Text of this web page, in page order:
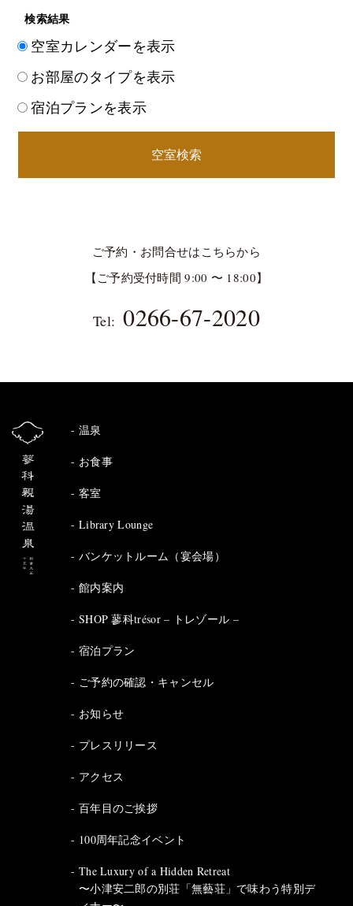
検索結果
空室カレンダーを表示
お部屋のタイプを表示
宿泊プランを表示
空室検索
ご予約・お問合せはこちらから
【ご予約受付時間 9:00 〜 18:00】
Tel: 0266-67-2020
温泉
お食事
客室
Library Lounge
バンケットルーム（宴会場）
館内案内
SHOP 蓼科trésor – トレゾール –
宿泊プラン
ご予約の確認・キャンセル
お知らせ
プレスリリース
アクセス
百年目のご挨拶
100周年記念イベント
The Luxury of a Hidden Retreat
〜小津安二郎の別荘「無藝荘」で味わう特別デ